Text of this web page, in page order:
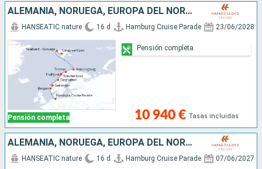
ALEMANIA, NORUEGA, EUROPA DEL NORTE
Pensión completa
HANSEATIC nature 16 d Hamburg Cruise Parade 23/06/2028
10 940 € Tasas incluidas
Pensión completa
ALEMANIA, NORUEGA, EUROPA DEL NORTE
HANSEATIC nature 16 d Hamburg Cruise Parade 07/06/2027